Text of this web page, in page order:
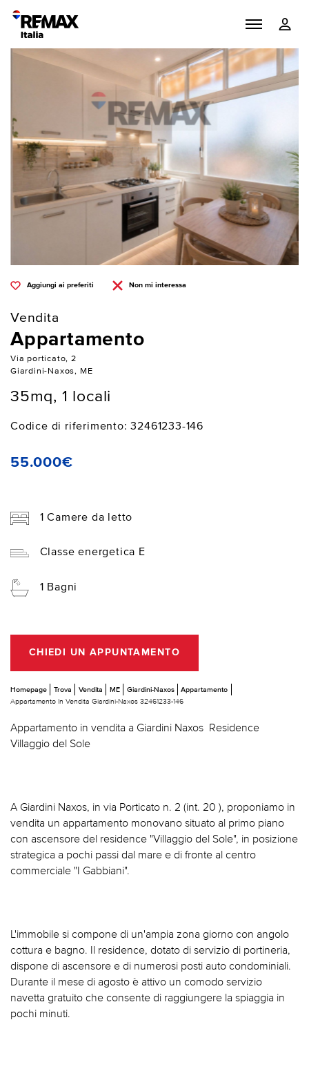
Aggiungi ai preferiti Non mi interessa
Vendita
Appartamento
Via porticato, 2
Giardini-Naxos, ME
35mq, 1 locali
Codice di riferimento: 32461233-146
55.000€
1 Camere da letto
Classe energetica E
1 Bagni
CHIEDI UN APPUNTAMENTO
Homepage Trova Vendita ME Giardini-Naxos
Appartamento
Appartamento In Vendita Giardini-Naxos 32461233-146
Appartamento in vendita a Giardini Naxos  Residence
Villaggio del Sole
A Giardini Naxos, in via Porticato n. 2 (int. 20 ), proponiamo in
vendita un appartamento monovano situato al primo piano
con ascensore del residence "Villaggio del Sole", in posizione
strategica a pochi passi dal mare e di fronte al centro
commerciale "I Gabbiani".
L'immobile si compone di un'ampia zona giorno con angolo
cottura e bagno. Il residence, dotato di servizio di portineria,
dispone di ascensore e di numerosi posti auto condominiali.
Durante il mese di agosto è attivo un comodo servizio
navetta gratuito che consente di raggiungere la spiaggia in
pochi minuti.